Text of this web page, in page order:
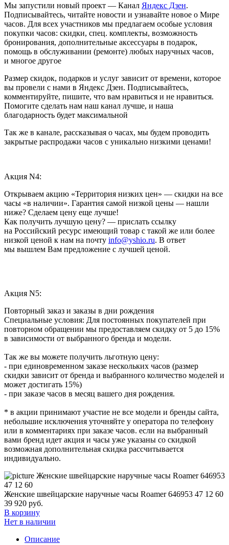
Мы запустили новый проект — Канал Яндекс Дзен.
Подписывайтесь, читайте новости и узнавайте новое о Мире
часов. Для всех участников мы предлагаем особые условия
покупки часов: скидки, спец. комплекты, возможность
бронирования, дополнительные аксессуары в подарок,
помощь в обслуживании (ремонте) любых наручных часов,
и многое другое
Размер скидок, подарков и услуг зависит от времени, которое
вы провели с нами в Яндекс Дзен. Подписывайтесь,
комментируйте, пишите, что вам нравиться и не нравиться.
Помогите сделать нам наш канал лучше, и наша
благодарность будет максимальной
Так же в канале, рассказывая о часах, мы будем проводить
закрытые распродажи часов с уникально низкими ценами!
Акция N4:
Открываем акцию «Территория низких цен» — скидки на все
часы «в наличии». Гарантия самой низкой цены — нашли
ниже? Сделаем цену еще лучше!
Как получить лучшую цену? — прислать ссылку
на Российский ресурс имеющий товар с такой же или более
низкой ценой к нам на почту info@yshio.ru. В ответ
мы вышлем Вам предложение с лучшей ценой.
Акция N5:
Повторный заказ и заказы в дни рождения
Специальные условия: Для постоянных покупателей при
повторном обращении мы предоставляем скидку от 5 до 15%
в зависимости от выбранного бренда и модели.
Так же вы можете получить льготную цену:
- при единовременном заказе нескольких часов (размер
скидки зависит от бренда и выбранного количество моделей и
может достигать 15%)
- при заказе часов в месяц вашего дня рождения.
* в акции принимают участие не все модели и бренды сайта,
небольшие исключения уточняйте у оператора по телефону
или в комментариях при заказе часов. если на выбранный
вами бренд идет акция и часы уже указаны со скидкой
возможная дополнительная скидка рассчитывается
индивидуально.
Женские швейцарские наручные часы Roamer 646953 47 12 60
39 920 руб.
В корзину
Нет в наличии
Описание